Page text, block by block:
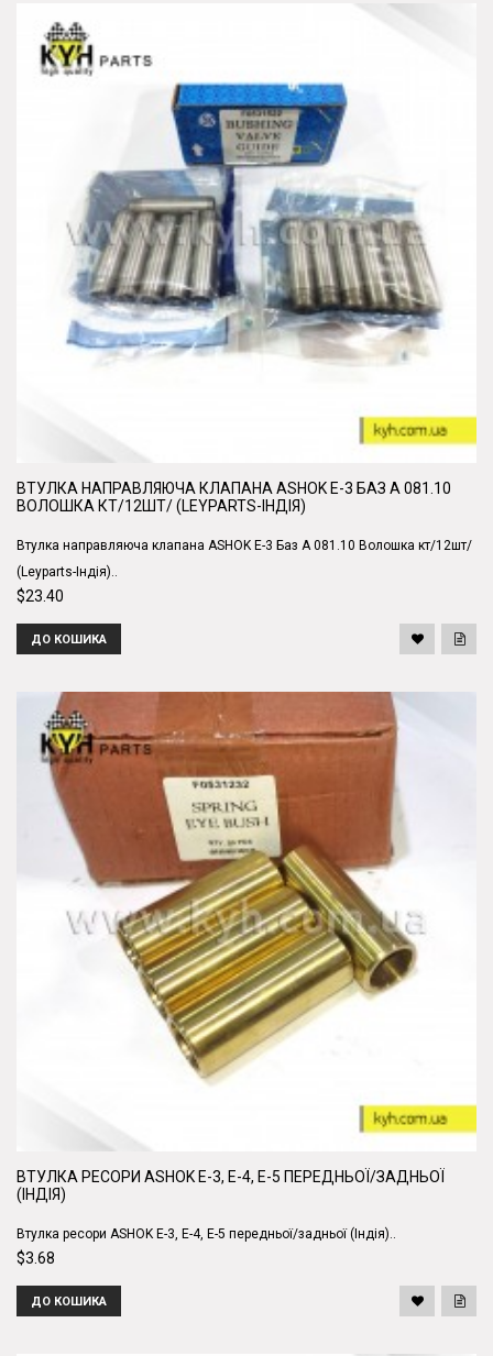
ВТУЛКА НАПРАВЛЯЮЧА КЛАПАНА ASHOK E-3 БАЗ А 081.10
ВОЛОШКА КТ/12ШТ/ (LEYPARTS-ІНДІЯ)
Втулка направляюча клапана ASHOK E-3 Баз А 081.10 Волошка кт/12шт/
(Leyparts-Індія)..
$23.40
ДО КОШИКА
ВТУЛКА РЕСОРИ ASHOK Е-3, Е-4, Е-5 ПЕРЕДНЬОЇ/ЗАДНЬОЇ
(ІНДІЯ)
Втулка ресори ASHOK Е-3, Е-4, Е-5 передньої/задньої (Індія)..
$3.68
ДО КОШИКА